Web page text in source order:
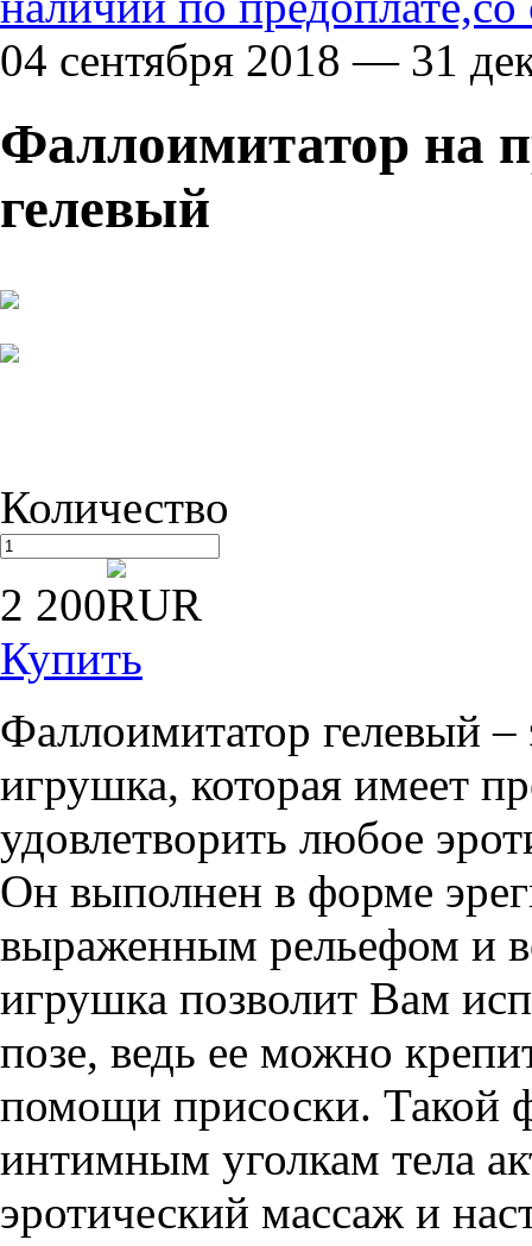
04 сентября 2018 — 31
Фаллоимитатор на
гелевый
Количество
2 200
Купить
Фаллоимитатор гелевый –
игрушка, которая имеет
удовлетворить любое
Он выполнен в форме
выраженным рельефом и
игрушка позволит Вам
позе, ведь ее можно
помощи присоски. Такой
интимным уголкам тела
эротический массаж и